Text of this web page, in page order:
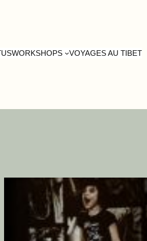
WORKSHOPS VOYAGES AU TIBET